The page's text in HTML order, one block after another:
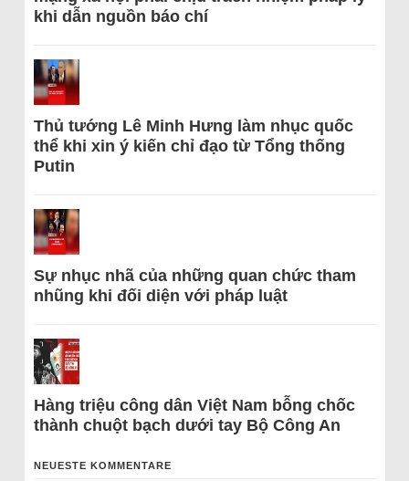
khi dẫn nguồn báo chí
Thủ tướng Lê Minh Hưng làm nhục quốc
thể khi xin ý kiến chỉ đạo từ Tổng thống
Putin
Sự nhục nhã của những quan chức tham
nhũng khi đối diện với pháp luật
Hàng triệu công dân Việt Nam bỗng chốc
thành chuột bạch dưới tay Bộ Công An
NEUESTE KOMMENTARE